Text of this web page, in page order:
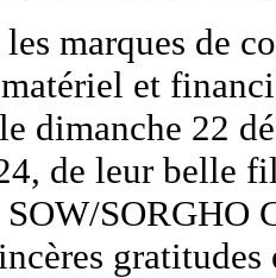
marques de
et
dimanche 22
de leur belle
SOW/SORGHO